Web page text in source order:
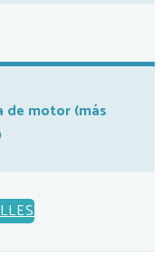
de motor (más